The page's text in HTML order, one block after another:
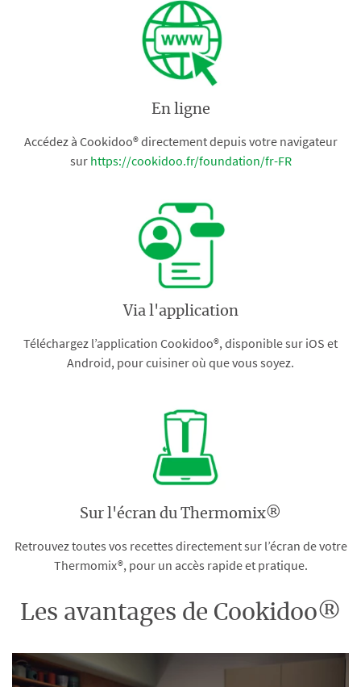
En ligne
Accédez à Cookidoo® directement depuis votre navigateur
sur https://cookidoo.fr/foundation/fr-FR
Via l'application
Téléchargez l’application Cookidoo®, disponible sur iOS et
Android, pour cuisiner où que vous soyez.
Sur l'écran du Thermomix®
Retrouvez toutes vos recettes directement sur l’écran de votre
Thermomix®, pour un accès rapide et pratique.
Les avantages de Cookidoo®